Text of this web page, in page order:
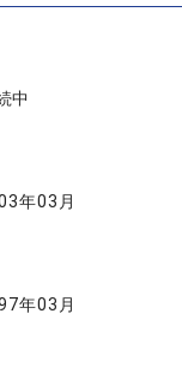
中
年03月
年03月